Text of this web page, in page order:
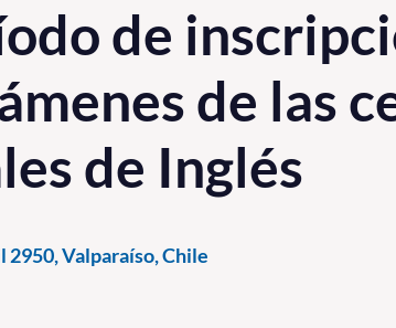
de
de las
de Inglés
2950, Valparaíso, Chile